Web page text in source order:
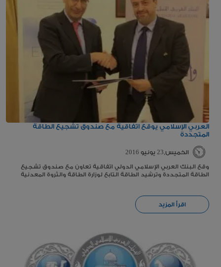
العربي الإسلامي يوقع اتفاقية مع صندوق تشجيع الطاقة
المتجددة
الخميس,23 يونيو 2016
وقع البنك العربي الإسلامي الدولي اتفاقية تعاون مع صندوق تشجيع
الطاقة المتجددة وترشيد الطاقة التابع لوزارة الطاقة والثروة المعدنية
اقرأ المزيد